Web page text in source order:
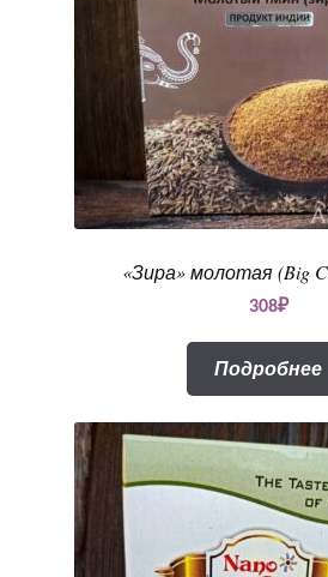
«Зира» молотая (Big
308₽
Подробнее